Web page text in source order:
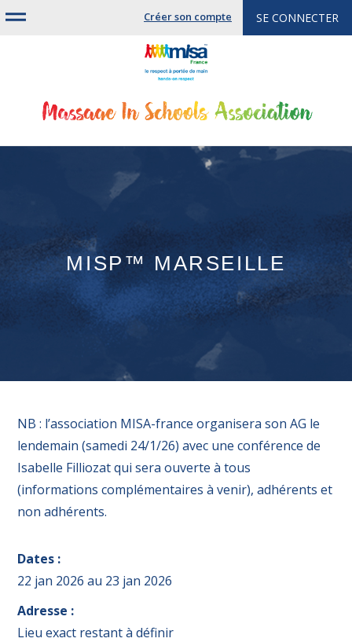
Jump
Créer son compte SE CONNECTER
MISP™ MARSEILLE
NB : l’association MISA-france organisera son AG le
lendemain (samedi 24/1/26) avec une conférence de
Isabelle Filliozat qui sera ouverte à tous
(informations complémentaires à venir), adhérents et
non adhérents.
Dates :
22 jan 2026 au 23 jan 2026
Adresse :
Lieu exact restant à définir